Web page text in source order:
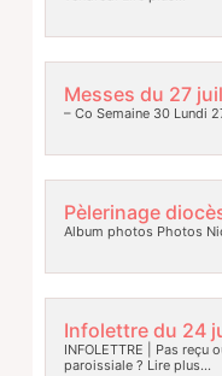
Messes du 27
– Co Semaine 30 Lundi
Pèlerinage
Album photos Photos
Infolettre du 24
INFOLETTRE | Pas reçu
paroissiale ? Lire plus…